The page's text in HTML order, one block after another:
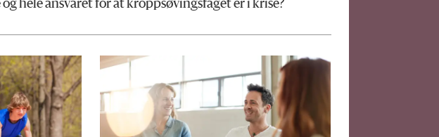
hele ansvaret for at kroppsøvingsfaget er i krise?